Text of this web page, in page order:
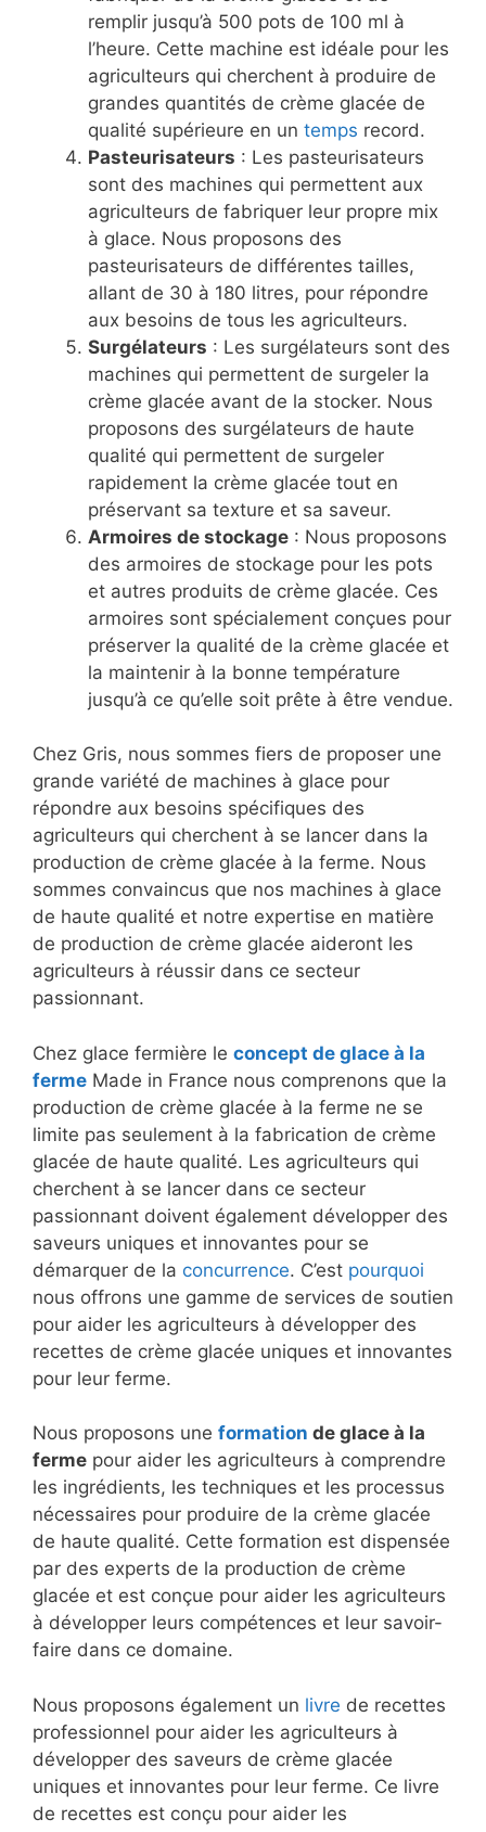
remplir jusqu’à 500 pots de 100 ml à
l’heure. Cette machine est idéale pour les
agriculteurs qui cherchent à produire de
grandes quantités de crème glacée de
qualité supérieure en un temps record.
Pasteurisateurs : Les pasteurisateurs
sont des machines qui permettent aux
agriculteurs de fabriquer leur propre mix
à glace. Nous proposons des
pasteurisateurs de différentes tailles,
allant de 30 à 180 litres, pour répondre
aux besoins de tous les agriculteurs.
Surgélateurs : Les surgélateurs sont des
machines qui permettent de surgeler la
crème glacée avant de la stocker. Nous
proposons des surgélateurs de haute
qualité qui permettent de surgeler
rapidement la crème glacée tout en
préservant sa texture et sa saveur.
Armoires de stockage : Nous proposons
des armoires de stockage pour les pots
et autres produits de crème glacée. Ces
armoires sont spécialement conçues pour
préserver la qualité de la crème glacée et
la maintenir à la bonne température
jusqu’à ce qu’elle soit prête à être vendue.
Chez Gris, nous sommes fiers de proposer une
grande variété de machines à glace pour
répondre aux besoins spécifiques des
agriculteurs qui cherchent à se lancer dans la
production de crème glacée à la ferme. Nous
sommes convaincus que nos machines à glace
de haute qualité et notre expertise en matière
de production de crème glacée aideront les
agriculteurs à réussir dans ce secteur
passionnant.
Chez glace fermière le concept de glace à la
ferme Made in France nous comprenons que la
production de crème glacée à la ferme ne se
limite pas seulement à la fabrication de crème
glacée de haute qualité. Les agriculteurs qui
cherchent à se lancer dans ce secteur
passionnant doivent également développer des
saveurs uniques et innovantes pour se
démarquer de la concurrence. C’est pourquoi
nous offrons une gamme de services de soutien
pour aider les agriculteurs à développer des
recettes de crème glacée uniques et innovantes
pour leur ferme.
Nous proposons une formation de glace à la
ferme pour aider les agriculteurs à comprendre
les ingrédients, les techniques et les processus
nécessaires pour produire de la crème glacée
de haute qualité. Cette formation est dispensée
par des experts de la production de crème
glacée et est conçue pour aider les agriculteurs
à développer leurs compétences et leur savoir-
faire dans ce domaine.
Nous proposons également un livre de recettes
professionnel pour aider les agriculteurs à
développer des saveurs de crème glacée
uniques et innovantes pour leur ferme. Ce livre
de recettes est conçu pour aider les